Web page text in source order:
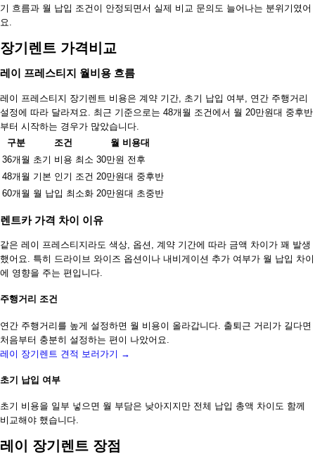
기 흐름과 월 납입 조건이 안정되면서 실제 비교 문의도 늘어나는 분위기였어
요.
장기렌트 가격비교
레이 프레스티지 월비용 흐름
레이 프레스티지 장기렌트 비용은 계약 기간, 초기 납입 여부, 연간 주행거리
설정에 따라 달라져요. 최근 기준으로는 48개월 조건에서 월 20만원대 중후반
부터 시작하는 경우가 많았습니다.
구분
조건
월 비용대
36개월 초기 비용 최소 30만원 전후
48개월 기본 인기 조건 20만원대 중후반
60개월 월 납입 최소화 20만원대 초중반
렌트카 가격 차이 이유
같은 레이 프레스티지라도 색상, 옵션, 계약 기간에 따라 금액 차이가 꽤 발생
했어요. 특히 드라이브 와이즈 옵션이나 내비게이션 추가 여부가 월 납입 차이
에 영향을 주는 편입니다.
주행거리 조건
연간 주행거리를 높게 설정하면 월 비용이 올라갑니다. 출퇴근 거리가 길다면
처음부터 충분히 설정하는 편이 나았어요.
레이 장기렌트 견적 보러가기 →
초기 납입 여부
초기 비용을 일부 넣으면 월 부담은 낮아지지만 전체 납입 총액 차이도 함께
비교해야 했습니다.
레이 장기렌트 장점